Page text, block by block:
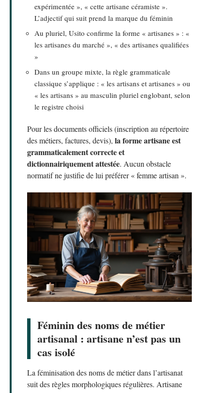
expérimentée », « cette artisane céramiste ».
L’adjectif qui suit prend la marque du féminin
Au pluriel, Usito confirme la forme « artisanes » : «
les artisanes du marché », « des artisanes qualifiées
»
Dans un groupe mixte, la règle grammaticale
classique s’applique : « les artisans et artisanes » ou
« les artisans » au masculin pluriel englobant, selon
le registre choisi
Pour les documents officiels (inscription au répertoire
des métiers, factures, devis), la forme artisane est
grammaticalement correcte et
dictionnairiquement attestée. Aucun obstacle
normatif ne justifie de lui préférer « femme artisan ».
Féminin des noms de métier
artisanal : artisane n’est pas un
cas isolé
La féminisation des noms de métier dans l’artisanat
suit des règles morphologiques régulières. Artisane